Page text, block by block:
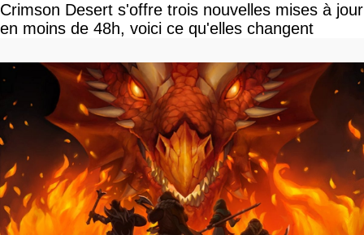
Crimson Desert s'offre trois nouvelles mises à jour
en moins de 48h, voici ce qu'elles changent